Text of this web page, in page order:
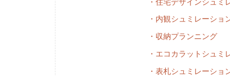
・内観シュミレーショ
・収納プランニング
・エコカラットシュミ
・表札シュミレーショ